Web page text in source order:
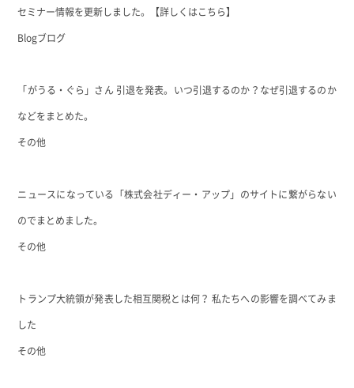
セミナー情報を更新しました。【詳しくはこちら】
Blogブログ
「がうる・ぐら」さん 引退を発表。いつ引退するのか？なぜ引退するのか
などをまとめた。
その他
ニュースになっている「株式会社ディー・アップ」のサイトに繋がらない
のでまとめました。
その他
トランプ大統領が発表した相互関税とは何？ 私たちへの影響を調べてみま
した
その他